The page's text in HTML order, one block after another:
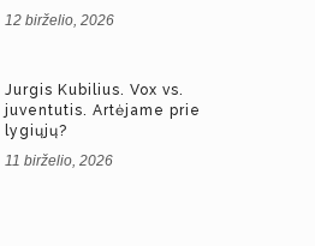
12 birželio, 2026
Jurgis Kubilius. Vox vs.
juventutis. Artėjame prie
lygiųjų?
11 birželio, 2026